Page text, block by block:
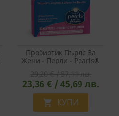
Пробиотик Пърлс За
Жени - Перли - Pearls®
Пробиотици, 30 Софтгел
Капсули
23,36 € / 45,69 лв.
 КУПИ